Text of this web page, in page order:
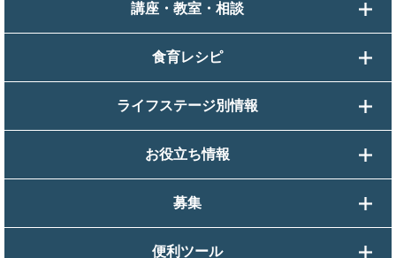
講座・教室・相談
食育レシピ
ライフステージ別情報
お役立ち情報
募集
便利ツール